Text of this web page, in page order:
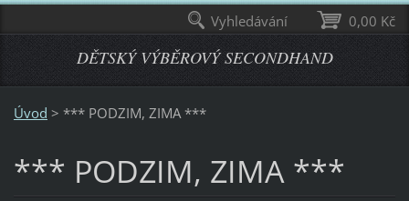
DĚTSKÝ VÝBĚROVÝ SECONDHAND
Úvod > *** PODZIM, ZIMA ***
*** PODZIM, ZIMA ***
0,00 Kč
Vyhledávání